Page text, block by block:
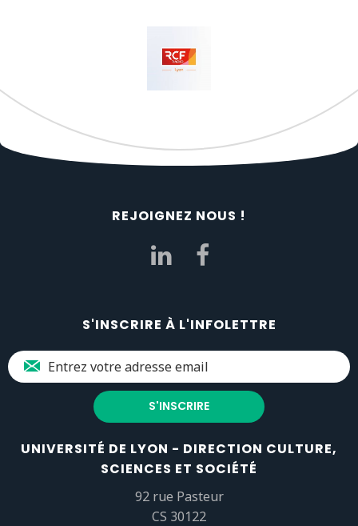
REJOIGNEZ NOUS !
S'INSCRIRE À L'INFOLETTRE
UNIVERSITÉ DE LYON - DIRECTION CULTURE,
SCIENCES ET SOCIÉTÉ
92 rue Pasteur
CS 30122